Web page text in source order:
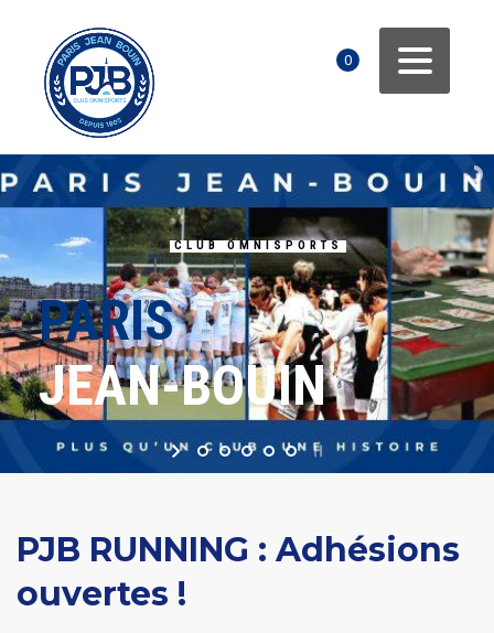
0
PARIS
JEAN-BOUIN
CLUB OMNISPORTS
PJB RUNNING : Adhésions
ouvertes !